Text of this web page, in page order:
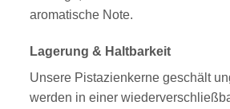
aromatische Note.
Lagerung & Haltbarkeit
Unsere Pistazienkerne geschält
werden in einer